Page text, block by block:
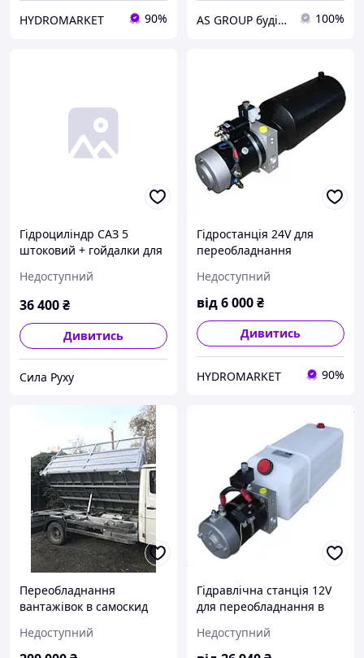
HYDROMARKET 90% AS GROUP будівельно-промислова група 100%
Гідроциліндр САЗ 5
штоковий + гойдалки для
самоскида ГЦ 3507-01-
8603010 ГЦ 111.02.015 11
Недоступний
36 400₴
Дивитись
Сила Руху
Гідростанція 24V для
переобладнання
Недоступний
від6 000₴
Дивитись
HYDROMARKET 90%
Переобладнання
вантажівок в самоскид
Недоступний
Гідравлічна станція 12V
для переобладнання в
Недоступний